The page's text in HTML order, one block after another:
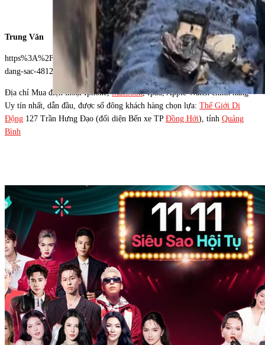
Trung Văn
https%3A%2F%2Fvnexpress.net%2Fiphone-14-pro-max-boc-chay-khi-
dang-sac-4812254.html
Địa chỉ Mua điện thoại Iphone,Macbook, Ipad, Apple Watch chính hãng
Uy tín nhất, dẫn đầu, được số đông khách hàng chọn lựa: Thế Giới Di
Động 127 Trần Hưng Đạo (đối diện Bến xe TP Đồng Hới), tỉnh Quảng
Bình